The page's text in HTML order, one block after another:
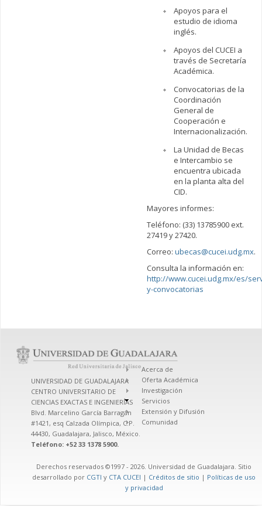
Apoyos para el
estudio de idioma
inglés.
Apoyos del CUCEI a
través de Secretaría
Académica.
Convocatorias de la
Coordinación
General de
Cooperación e
Internacionalización.
La Unidad de Becas
e Intercambio se
encuentra ubicada
en la planta alta del
CID.
Mayores informes:
Teléfono: (33) 13785900 ext.
27419 y 27420.
Correo: ubecas@cucei.udg.mx.
Consulta la información en:
http://www.cucei.udg.mx/es/
y-convocatorias
UNIVERSIDAD DE GUADALAJARA
CENTRO UNIVERSITARIO DE
CIENCIAS EXACTAS E INGENIERÍAS
Blvd. Marcelino García Barragán
#1421, esq Calzada Olímpica, C.P.
44430, Guadalajara, Jalisco, México.
Teléfono: +52 33 1378 5900.
Acerca de
Oferta Académica
Investigación
Servicios
Extensión y Difusión
Comunidad
Derechos reservados ©1997 - 2026. Universidad de Guadalajara. Sitio
desarrollado por CGTI y CTA CUCEI | Créditos de sitio | Políticas de uso
y privacidad